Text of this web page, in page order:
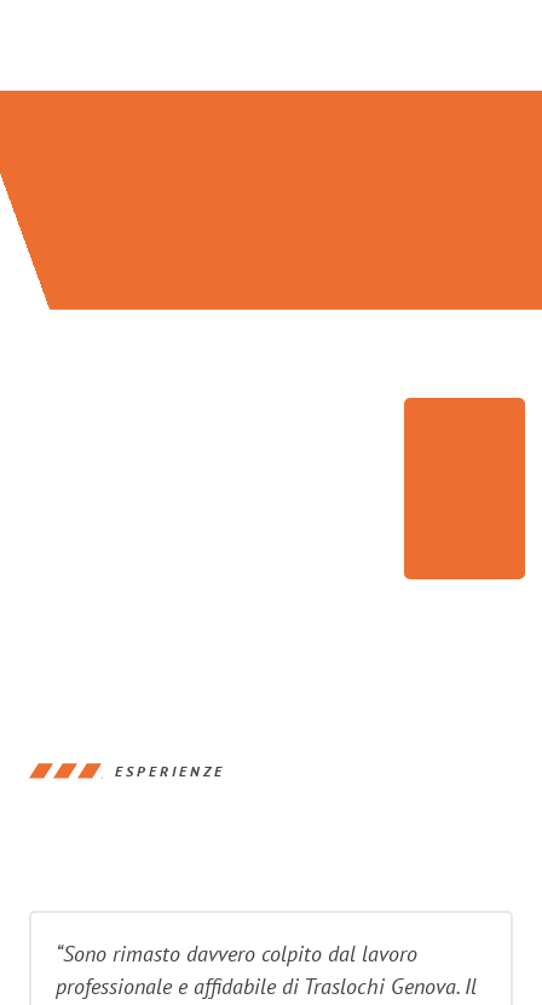
ESPERIENZE
“Sono rimasto davvero colpito dal lavoro
professionale e affidabile di Traslochi Genova. Il